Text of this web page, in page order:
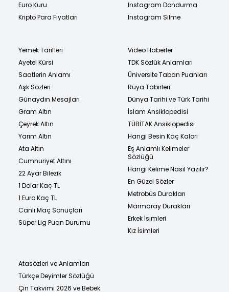
Euro Kuru
Kripto Para Fiyatları
Instagram Dondurma
Instagram Silme
Yemek Tarifleri
Ayetel Kürsi
Saatlerin Anlamı
Aşk Sözleri
Günaydın Mesajları
Gram Altın
Çeyrek Altın
Yarım Altın
Ata Altın
Cumhuriyet Altını
22 Ayar Bilezik
1 Dolar Kaç TL
1 Euro Kaç TL
Canlı Maç Sonuçları
Süper Lig Puan Durumu
Video Haberler
TDK Sözlük Anlamları
Üniversite Taban Puanları
Rüya Tabirleri
Dünya Tarihi ve Türk Tarihi
İslam Ansiklopedisi
TÜBİTAK Ansiklopedisi
Hangi Besin Kaç Kalori
Eş Anlamlı Kelimeler
Sözlüğü
Hangi Kelime Nasıl Yazılır?
En Güzel Sözler
Metrobüs Durakları
Marmaray Durakları
Erkek İsimleri
Kız İsimleri
Atasözleri ve Anlamları
Türkçe Deyimler Sözlüğü
Çin Takvimi 2026 ve Bebek